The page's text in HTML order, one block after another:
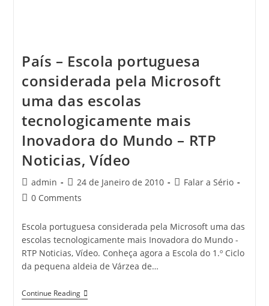
País – Escola portuguesa
considerada pela Microsoft
uma das escolas
tecnologicamente mais
Inovadora do Mundo – RTP
Noticias, Vídeo
Post
author:
admin
Post
published:
24 de Janeiro de 2010
PostFalar a Sério
Post0 Comments
Escola portuguesa considerada pela Microsoft uma das
escolas tecnologicamente mais Inovadora do Mundo -
RTP Noticias, Vídeo. Conheça agora a Escola do 1.º Ciclo
da pequena aldeia de Várzea de…
Continue ReadingPaís
–